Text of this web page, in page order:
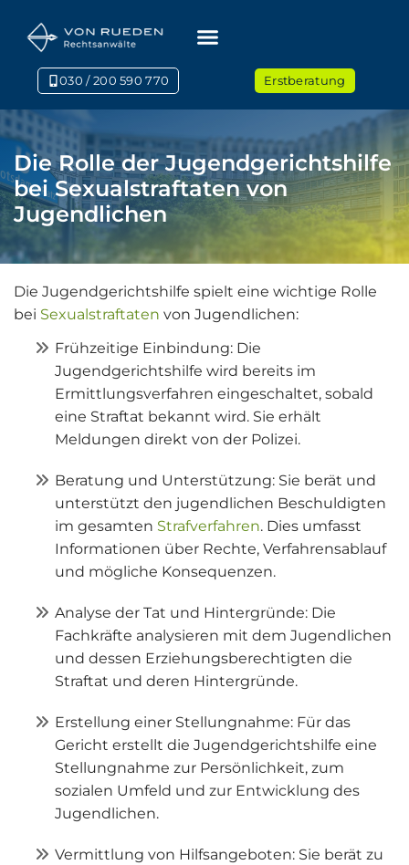
030 / 200 590 770 Erstberatung
Die Rolle der Jugendgerichtshilfe
bei Sexualstraftaten von
Jugendlichen
Die Jugendgerichtshilfe spielt eine wichtige Rolle
bei Sexualstraftaten von Jugendlichen:
Frühzeitige Einbindung: Die
Jugendgerichtshilfe wird bereits im
Ermittlungsverfahren eingeschaltet, sobald
eine Straftat bekannt wird. Sie erhält
Meldungen direkt von der Polizei.
Beratung und Unterstützung: Sie berät und
unterstützt den jugendlichen Beschuldigten
im gesamten Strafverfahren. Dies umfasst
Informationen über Rechte, Verfahrensablauf
und mögliche Konsequenzen.
Analyse der Tat und Hintergründe: Die
Fachkräfte analysieren mit dem Jugendlichen
und dessen Erziehungsberechtigten die
Straftat und deren Hintergründe.
Erstellung einer Stellungnahme: Für das
Gericht erstellt die Jugendgerichtshilfe eine
Stellungnahme zur Persönlichkeit, zum
sozialen Umfeld und zur Entwicklung des
Jugendlichen.
Vermittlung von Hilfsangeboten: Sie berät zu